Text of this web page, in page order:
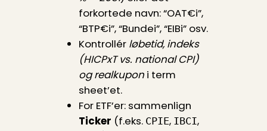
forkortede navn: “OAT€i”,
“BTP€i”, “Bundei”, “EIBi” osv.
Kontrollér løbetid, indeks
(HICPxT vs. national CPI)
og realkuponi term
sheet’et.
For ETF’er: sammenlign
Ticker (f.eks. CPIE, IBCI,